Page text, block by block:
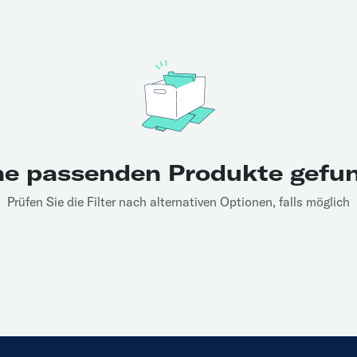
passenden Produkte
Prüfen Sie die Filter nach alternativen Optionen, falls möglich